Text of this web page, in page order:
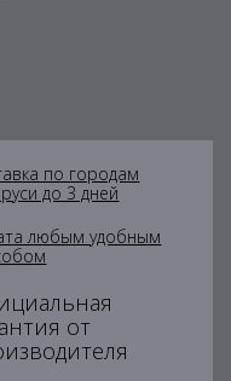
по городам
до 3 дней
любым удобным
от